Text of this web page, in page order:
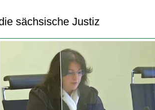
sächsische Justiz